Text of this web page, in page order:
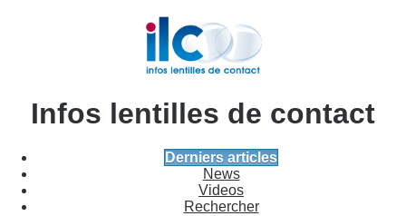
Infos lentilles de contact
Derniers articles
News
Videos
Rechercher